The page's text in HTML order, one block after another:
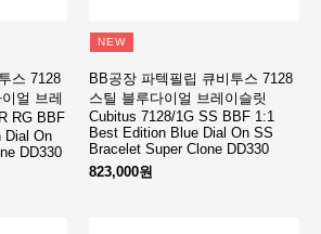
스 7128
얼 브레
RG BBF
Dial On
DD330
NEW
BB공장 파텍필립 큐비투스 7128
스틸 블루다이얼 브레이슬릿
Cubitus 7128/1G SS BBF 1:1
Best Edition Blue Dial On SS
Bracelet Super Clone DD330
823,000원